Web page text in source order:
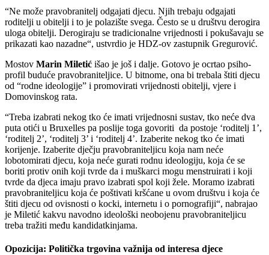
“Ne može pravobranitelj odgajati djecu. Njih trebaju odgajati
roditelji u obitelji i to je polazište svega. Često se u društvu derogira
uloga obitelji. Derogiraju se tradicionalne vrijednosti i pokušavaju se
prikazati kao nazadne“, ustvrdio je HDZ-ov zastupnik Gregurović.
Mostov Marin Miletić išao je još i dalje. Gotovo je ocrtao psiho-
profil buduće pravobraniteljice. U bitnome, ona bi trebala štiti djecu
od “rodne ideologije” i promovirati vrijednosti obitelji, vjere i
Domovinskog rata.
“Treba izabrati nekog tko će imati vrijednosni sustav, tko neće dva
puta otići u Bruxelles pa poslije toga govoriti da postoje ‘roditelj 1’,
‘roditelj 2’, ‘roditelj 3’ i ‘roditelj 4’. Izaberite nekog tko će imati
korijenje. Izaberite dječju pravobraniteljicu koja nam neće
lobotomirati djecu, koja neće gurati rodnu ideologiju, koja će se
boriti protiv onih koji tvrde da i muškarci mogu menstruirati i koji
tvrde da djeca imaju pravo izabrati spol koji žele. Moramo izabrati
pravobraniteljicu koja će poštivati kršćane u ovom društvu i koja će
štiti djecu od ovisnosti o kocki, internetu i o pornografiji“, nabrajao
je Miletić kakvu navodno ideološki neobojenu pravobraniteljicu
treba tražiti među kandidatkinjama.
Opozicija: Politička trgovina važnija od interesa djece